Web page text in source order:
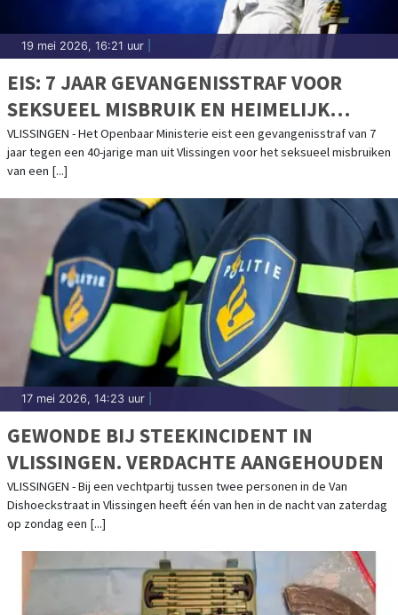
19 mei 2026, 16:21 uur
EIS: 7 JAAR GEVANGENISSTRAF VOOR
SEKSUEEL MISBRUIK EN HEIMELIJK
FILMEN MINDERJARIGEN
VLISSINGEN - Het Openbaar Ministerie eist een gevangenisstraf van 7
jaar tegen een 40-jarige man uit Vlissingen voor het seksueel misbruiken
van een [...]
17 mei 2026, 14:23 uur
GEWONDE BIJ STEEKINCIDENT IN
VLISSINGEN. VERDACHTE AANGEHOUDEN
VLISSINGEN - Bij een vechtpartij tussen twee personen in de Van
Dishoeckstraat in Vlissingen heeft één van hen in de nacht van zaterdag
op zondag een [...]